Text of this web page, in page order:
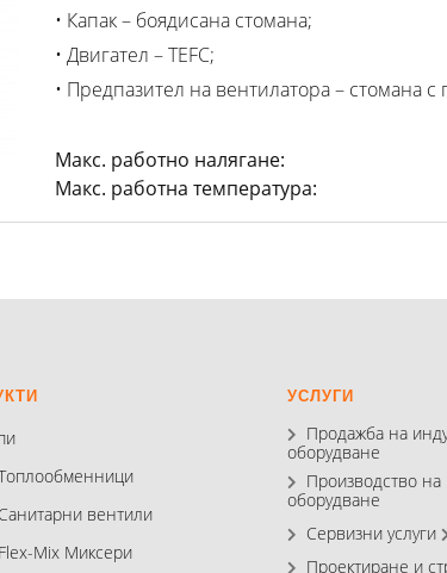
• Капак – боядисана стомана;
• Двигател – TEFC;
• Предпазител на вентилатора – стомана
Макс. работно налягане:
Макс. работна температура:
вентили
Mix Миксери
УСЛУГИ
Продажба на
оборудване
Производство на
оборудване
Сервизни услуги
Проектиране и